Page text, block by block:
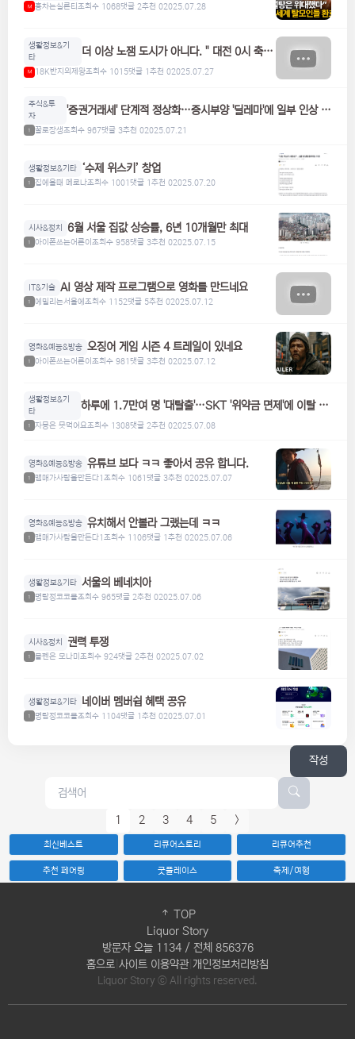
M 홍차는실론티조회수 1068댓글 2추천 02025.07.28
생활정보&기
타
더 이상 노잼 도시가 아니다. " 대전 0시 축
M 18K반지의제왕조회수 1015댓글 1추천 02025.07.27
주식&투
자
'증권거래세' 단계적 정상화…증시부양 '딜레마'에 일부 인상 검
1 꿀로장생조회수 967댓글 3추천 02025.07.21
생활정보&기타 ‘수제 위스키’ 창업
1 집에올때 메로나조회수 1001댓글 1추천 02025.07.20
시사&정치 6월 서울 집값 상승률, 6년 10개월만 최대
1 아이폰쓰는어른이 조회수 958댓글 3추천 02025.07.15
IT&기술 AI 영상 제작 프로그램으로 영화를 만드네요
1 에밀리는서울에 조회수 1152댓글 5추천 02025.07.12
영화&예능&방송 오징어 게임 시즌 4 트레일이 있네요
1 아이폰쓰는어른이 조회수 981댓글 3추천 02025.07.12
생활정보&기
타
하루에 1.7만여 명 '대탈출'…SKT '위약금 면제'에 이탈 급
1 자몽은 못먹어요조회수 1308댓글 2추천 02025.07.08
영화&예능&방송 유튜브 보다 ㅋㅋ 좋아서 공유 합니다.
1 맴매가사람을만든다1조회수 1061댓글 3추천 02025.07.07
영화&예능&방송 유치해서 안볼라 그랬는데 ㅋㅋ
1 맴매가사람을만든다1조회수 1106댓글 1추천 02025.07.06
생활정보&기타 서울의 베네치아
1 명탐정코코볼조회수 965댓글 2추천 02025.07.06
시사&정치 권력 투쟁
1 볼펜은 모나미 조회수 924댓글 2추천 02025.07.02
생활정보&기타 네이버 멤버쉽 혜택 공유
1 명탐정코코볼조회수 1104댓글 1추천 02025.07.01
작성
1 2 3 4 5 >
최신베스트 리큐어스토리 리큐어추천
추천 페어링 굿플레이스 축제/여행
Liquor Story
TOP
방문자 오늘 1134 / 전체 856376
홈으로 사이트 이용약관| 개인정보처리방침
Liquor Story ⓒ All rights reserved.